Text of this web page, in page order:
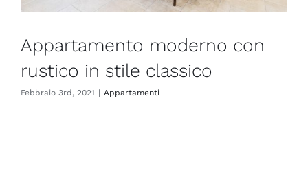
Appartamento moderno con
rustico in stile classico
Febbraio 3rd, 2021 | Appartamenti